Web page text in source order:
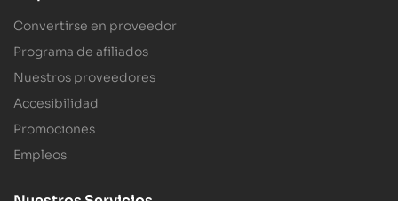
Convertirse en proveedor
Programa de afiliados
Nuestros proveedores
Accesibilidad
Promociones
Empleos